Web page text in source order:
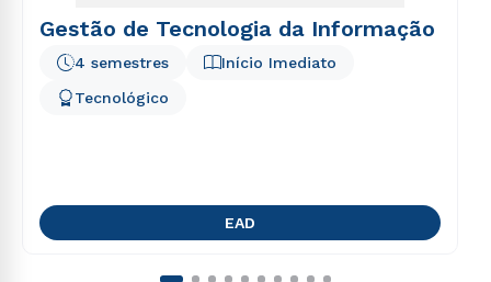
Gestão de Tecnologia da Informação
Início Imediato
4 semestres
Tecnológico
EAD